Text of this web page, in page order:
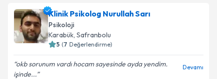
Klinik Psikolog Nurullah Sarı
Psikoloji
Karabük, Safranbolu
5 (7 Değerlendirme)
okb sorunum vardı hocam sayesinde ayda yendim.
işinde...
Devamı